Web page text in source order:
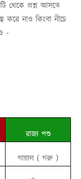
প্রশ্ন আসতে
করে নাও কিংবা নীচে
-
রাজ্য পশু
গায়াল ( গরু )